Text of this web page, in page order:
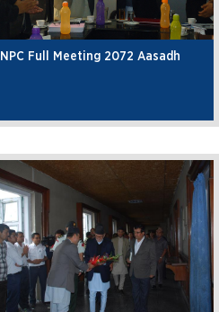
NPC Full Meeting 2072 Aasadh